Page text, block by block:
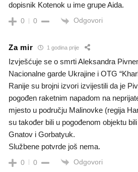
dopisnik Kotenok u ime grupe Aida.
0 0 Odgovori
Za mir 1 godina prije
Izvješćuje se o smrti Aleksandra
Nacionalne garde Ukrajine i OTG
Ranije su brojni izvori izvijestili da je
pogođen raketnim napadom na
mjesto u području Malinovke (regija
su također bili u pogođenom objektu
Gnatov i Gorbatyuk.
Službene potvrde još nema.
0 0 Odgovori